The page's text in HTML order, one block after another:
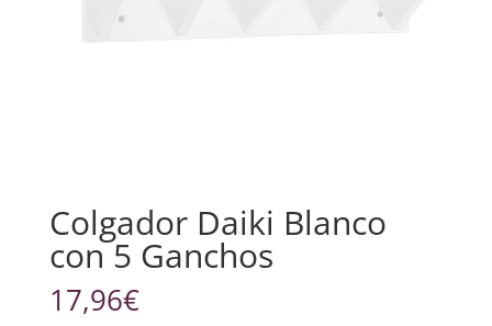
Colgador Daiki Blanco
con 5 Ganchos
17,96€